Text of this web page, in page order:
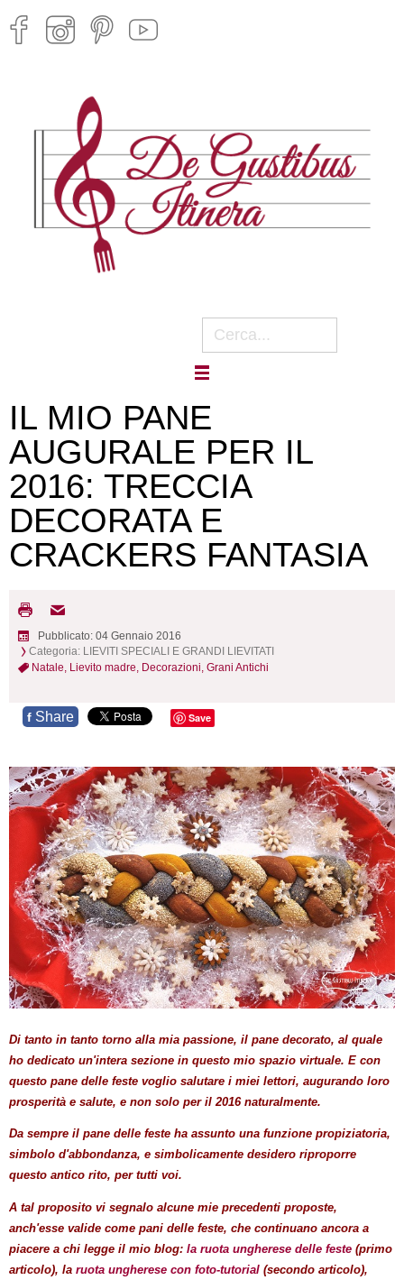
IL MIO PANE
AUGURALE PER IL
2016: TRECCIA
DECORATA E
CRACKERS FANTASIA
Pubblicato: 04 Gennaio 2016
Categoria: LIEVITI SPECIALI E GRANDI LIEVITATI
Natale, Lievito madre, Decorazioni, Grani Antichi
f Share Save
Di tanto in tanto torno alla mia passione, il pane decorato, al quale
ho dedicato un'intera sezione in questo mio spazio virtuale. E con
questo pane delle feste voglio salutare i miei lettori, augurando loro
prosperità e salute, e non solo per il 2016 naturalmente.
Da sempre il pane delle feste ha assunto una funzione propiziatoria,
simbolo d'abbondanza, e simbolicamente desidero riproporre
questo antico rito, per tutti voi.
A tal proposito vi segnalo alcune mie precedenti proposte,
anch'esse valide come pani delle feste, che continuano ancora a
piacere a chi legge il mio blog: la ruota ungherese delle feste (primo
articolo), la ruota ungherese con foto-tutorial (secondo articolo),